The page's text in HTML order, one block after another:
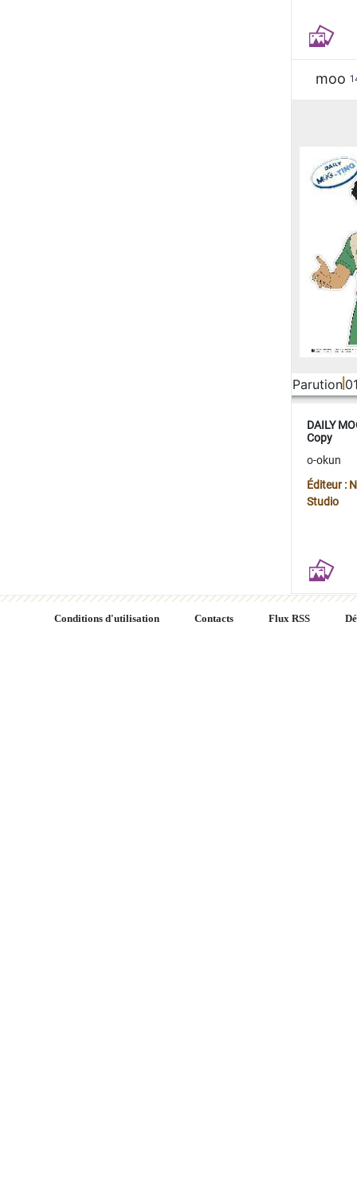
moo
Parution
DAILY
Copy
o-okun
Éditeur :
Studio
Conditions d'utilisation Contacts Flux RSS